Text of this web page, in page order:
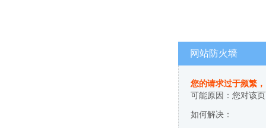
网站防火墙
您的请求过于频繁
可能原因：您对该
如何解决：